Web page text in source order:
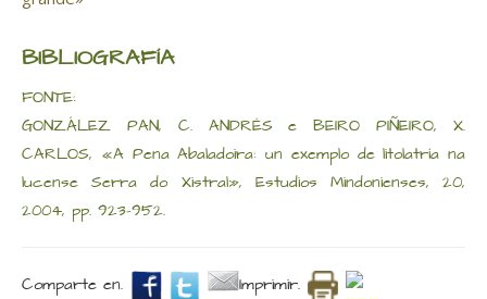
BIBLIOGRAFÍA
FONTE:
GONZÁLEZ PAN, C. ANDRÉS e BEIRO PIÑEIRO, X.
CARLOS, «A Pena Abaladoira: un exemplo de litolatría na
lucense Serra do Xistral», Estudios Mindonienses, 20,
2004, pp. 923-952.
Comparte en. Imprimir.